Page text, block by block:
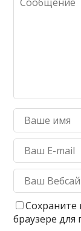
Сохраните
браузере